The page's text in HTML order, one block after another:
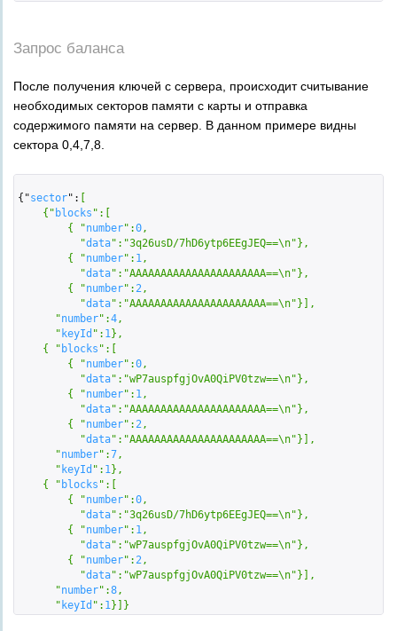
Запрос баланса
После получения ключей с сервера, происходит считывание
необходимых секторов памяти с карты и отправка
содержимого памяти на сервер. В данном примере видны
сектора 0,4,7,8.
{"sector":
    {"
blocks ":
        { "
number":0,
          "
data": "3q26usD/7hD6ytp6EEgJEQ==\n" } ,
        { "
number": 1,
          "
data": "AAAAAAAAAAAAAAAAAAAAAA==\n" } ,
        { "
number": 2,
          "
data": "AAAAAAAAAAAAAAAAAAAAAA==\n" }
,
      "
number":4,
      "
keyId ": 1} ,
    { "
blocks ":
        { "
number":0,
          "
data": "wP7auspfgjOvA0QiPV0tzw==\n" } ,
        { "
number": 1,
          "
data": "AAAAAAAAAAAAAAAAAAAAAA==\n" } ,
        { "
number": 2,
          "
data": "AAAAAAAAAAAAAAAAAAAAAA==\n" }
,
      "
number":7,
      "
keyId ": 1} ,
    { "
blocks ":
        { "
number":0,
          "
data": "3q26usD/7hD6ytp6EEgJEQ==\n" } ,
        { "
number": 1,
          "
data": "wP7auspfgjOvA0QiPV0tzw==\n" } ,
        { "
number": 2,
          "
data": "wP7auspfgjOvA0QiPV0tzw==\n" }
,
      "
number":8,
      "
keyId ": 1} ]}